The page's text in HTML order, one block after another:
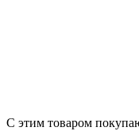
С этим товаром